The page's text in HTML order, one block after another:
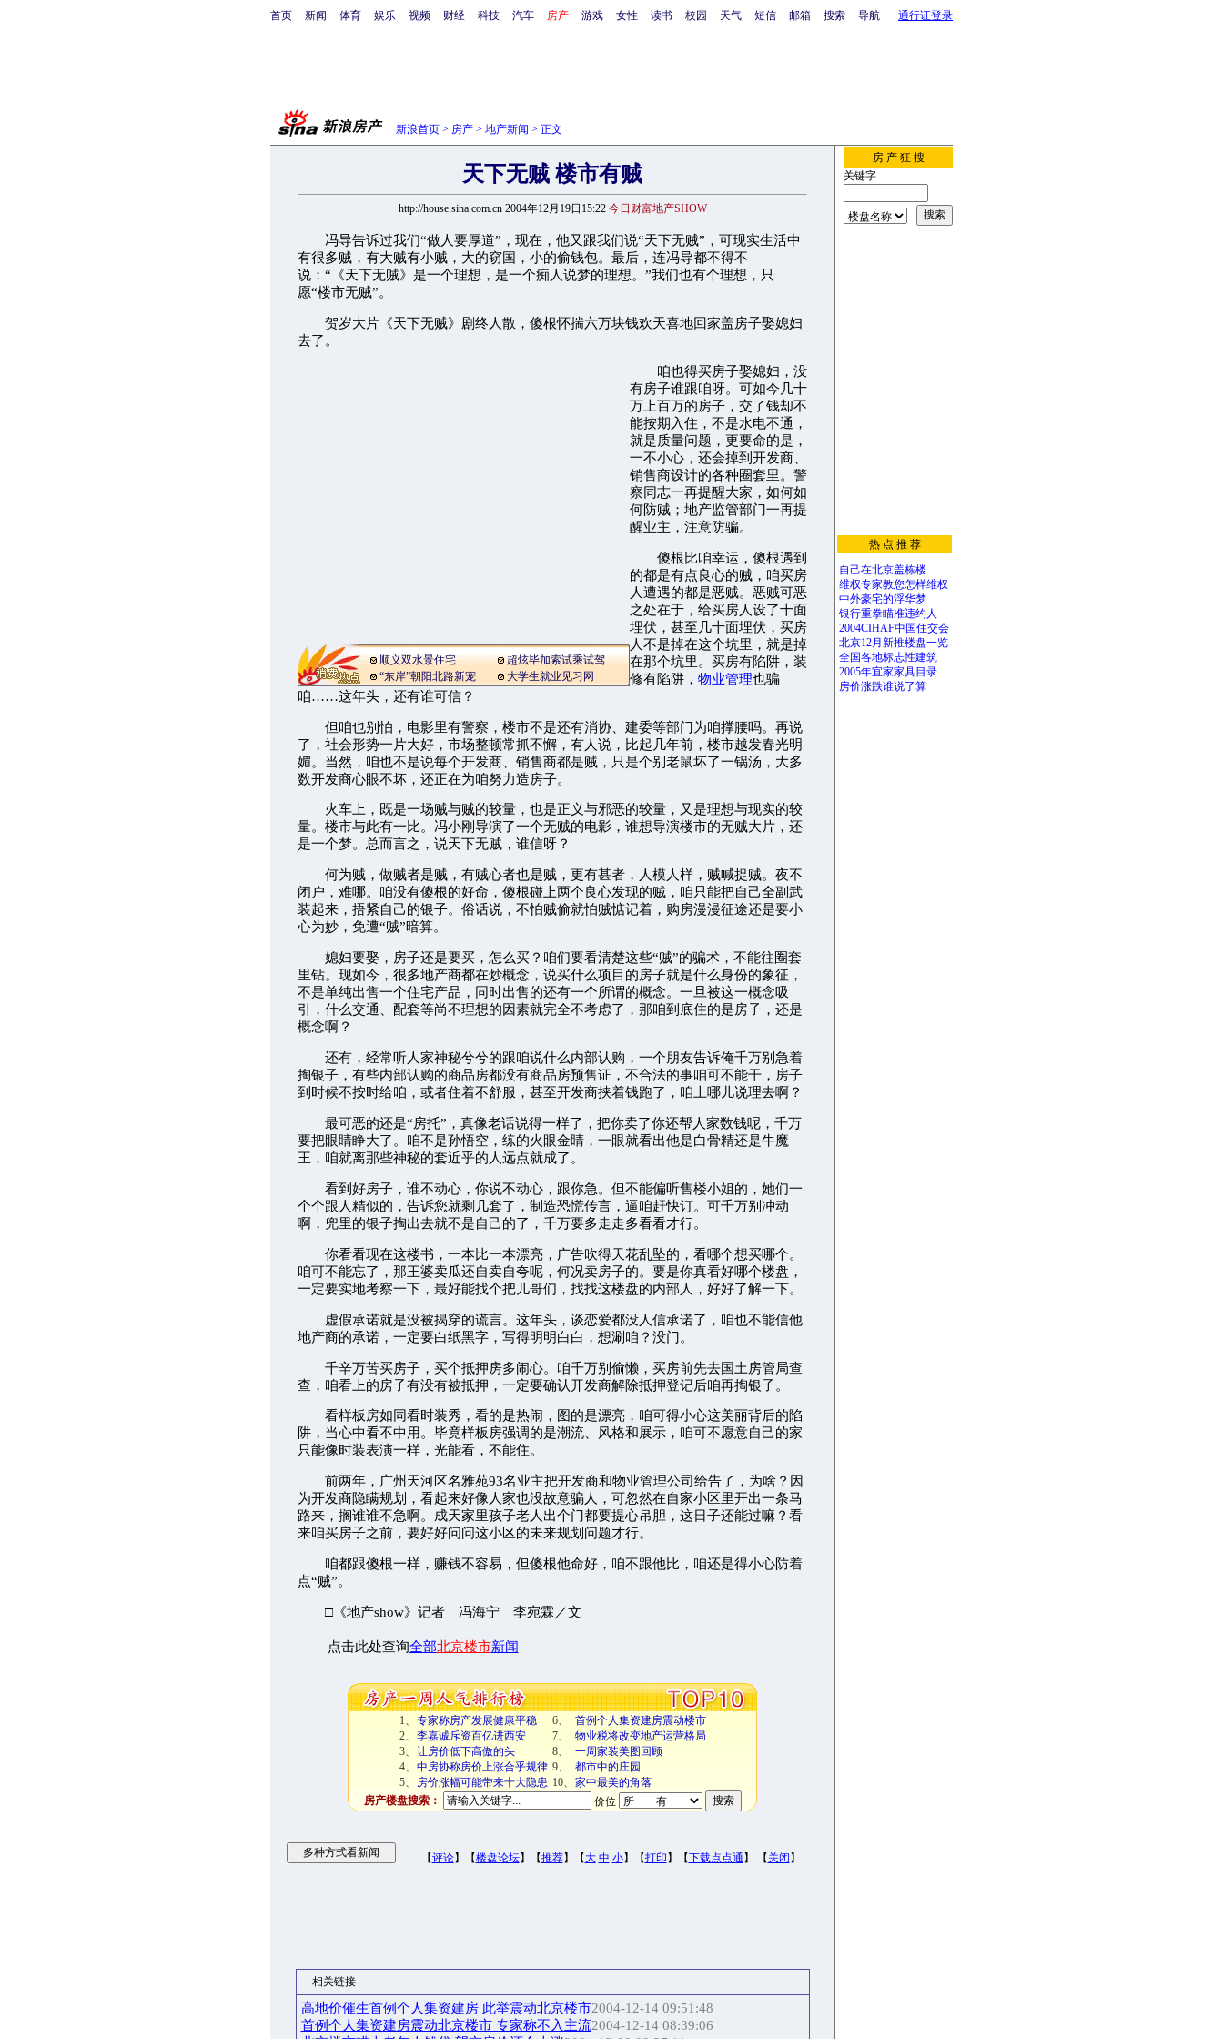
首页 新闻 体育 娱乐 视频 财经 科技 汽车 房产 游戏 女性 读书 校园 天气 短信 邮箱 搜索 导航 通行证登录
新浪首页 > 房产 > 地产新闻 > 正文
天下无贼 楼市有贼
http://house.sina.com.cn 2004年12月19日15:22 今日财富地产SHOW
冯导告诉过我们“做人要厚道”，现在，他又跟我们说“天下无贼”，可现实生活中
有很多贼，有大贼有小贼，大的窃国，小的偷钱包。最后，连冯导都不得不
说：“《天下无贼》是一个理想，是一个痴人说梦的理想。”我们也有个理想，只
愿“楼市无贼”。
贺岁大片《天下无贼》剧终人散，傻根怀揣六万块钱欢天喜地回家盖房子娶媳妇
去了。
顺义双水景住宅
超炫毕加索试乘试驾
“东岸”朝阳北路新宠
大学生就业见习网
咱也得买房子娶媳妇，没
有房子谁跟咱呀。可如今几十
万上百万的房子，交了钱却不
能按期入住，不是水电不通，
就是质量问题，更要命的是，
一不小心，还会掉到开发商、
销售商设计的各种圈套里。警
察同志一再提醒大家，如何如
何防贼；地产监管部门一再提
醒业主，注意防骗。
傻根比咱幸运，傻根遇到
的都是有点良心的贼，咱买房
人遭遇的都是恶贼。恶贼可恶
之处在于，给买房人设了十面
埋伏，甚至几十面埋伏，买房
人不是掉在这个坑里，就是掉
在那个坑里。买房有陷阱，装
修有陷阱， 物业管理也骗
咱……这年头，还有谁可信？
但咱也别怕，电影里有警察，楼市不是还有消协、建委等部门为咱撑腰吗。再说
了，社会形势一片大好，市场整顿常抓不懈，有人说，比起几年前，楼市越发春光明
媚。当然，咱也不是说每个开发商、销售商都是贼，只是个别老鼠坏了一锅汤，大多
数开发商心眼不坏，还正在为咱努力造房子。
火车上，既是一场贼与贼的较量，也是正义与邪恶的较量，又是理想与现实的较
量。楼市与此有一比。冯小刚导演了一个无贼的电影，谁想导演楼市的无贼大片，还
是一个梦。总而言之，说天下无贼，谁信呀？
何为贼，做贼者是贼，有贼心者也是贼，更有甚者，人模人样，贼喊捉贼。夜不
闭户，难哪。咱没有傻根的好命，傻根碰上两个良心发现的贼，咱只能把自己全副武
装起来，捂紧自己的银子。俗话说，不怕贼偷就怕贼惦记着，购房漫漫征途还是要小
心为妙，免遭“贼”暗算。
媳妇要娶，房子还是要买，怎么买？咱们要看清楚这些“贼”的骗术，不能往圈套
里钻。现如今，很多地产商都在炒概念，说买什么项目的房子就是什么身份的象征，
不是单纯出售一个住宅产品，同时出售的还有一个所谓的概念。一旦被这一概念吸
引，什么交通、配套等尚不理想的因素就完全不考虑了，那咱到底住的是房子，还是
概念啊？
还有，经常听人家神秘兮兮的跟咱说什么内部认购，一个朋友告诉俺千万别急着
掏银子，有些内部认购的商品房都没有商品房预售证，不合法的事咱可不能干，房子
到时候不按时给咱，或者住着不舒服，甚至开发商挟着钱跑了，咱上哪儿说理去啊？
最可恶的还是“房托”，真像老话说得一样了，把你卖了你还帮人家数钱呢，千万
要把眼睛睁大了。咱不是孙悟空，练的火眼金睛，一眼就看出他是白骨精还是牛魔
王，咱就离那些神秘的套近乎的人远点就成了。
看到好房子，谁不动心，你说不动心，跟你急。但不能偏听售楼小姐的，她们一
个个跟人精似的，告诉您就剩几套了，制造恐慌传言，逼咱赶快订。可千万别冲动
啊，兜里的银子掏出去就不是自己的了，千万要多走走多看看才行。
你看看现在这楼书，一本比一本漂亮，广告吹得天花乱坠的，看哪个想买哪个。
咱可不能忘了，那王婆卖瓜还自卖自夸呢，何况卖房子的。要是你真看好哪个楼盘，
一定要实地考察一下，最好能找个把儿哥们，找找这楼盘的内部人，好好了解一下。
虚假承诺就是没被揭穿的谎言。这年头，谈恋爱都没人信承诺了，咱也不能信他
地产商的承诺，一定要白纸黑字，写得明明白白，想涮咱？没门。
千辛万苦买房子，买个抵押房多闹心。咱千万别偷懒，买房前先去国土房管局查
查，咱看上的房子有没有被抵押，一定要确认开发商解除抵押登记后咱再掏银子。
看样板房如同看时装秀，看的是热闹，图的是漂亮，咱可得小心这美丽背后的陷
阱，当心中看不中用。毕竟样板房强调的是潮流、风格和展示，咱可不愿意自己的家
只能像时装表演一样，光能看，不能住。
前两年，广州天河区名雅苑93名业主把开发商和物业管理公司给告了，为啥？因
为开发商隐瞒规划，看起来好像人家也没故意骗人，可忽然在自家小区里开出一条马
路来，搁谁谁不急啊。成天家里孩子老人出个门都要提心吊胆，这日子还能过嘛？看
来咱买房子之前，要好好问问这小区的未来规划问题才行。
咱都跟傻根一样，赚钱不容易，但傻根他命好，咱不跟他比，咱还是得小心防着
点“贼”。
□《地产show》记者 冯海宁 李宛霖／文
点击此处查询全部北京楼市新闻
1、 专家称房产发展健康平稳 6、
首例个人集资建房震动楼市
2、
李嘉诚斥资百亿进西安 7、
物业税将改变地产运营格局
3、
让房价低下高傲的头 8、
一周家装美图回顾
4、
中房协称房价上涨合乎规律 9、
都市中的庄园
5、
房价涨幅可能带来十大隐患 10、
家中最美的角落
房产楼盘搜索：
价位
【评论】【楼盘论坛】【推荐】【大 中 小】【打印】【下载点点通】 【关闭】
房 产 狂 搜
关键字
热 点 推 荐
自己在北京盖栋楼
维权专家教您怎样维权
中外豪宅的浮华梦
银行重拳瞄准违约人
2004CIHAF中国住交会
北京12月新推楼盘一览
全国各地标志性建筑
2005年宜家家具目录
房价涨跌谁说了算
相关链接
高地价催生首例个人集资建房 此举震动北京楼市2004-12-14 09:51:48
首例个人集资建房震动北京楼市 专家称不入主流2004-12-14 08:39:06